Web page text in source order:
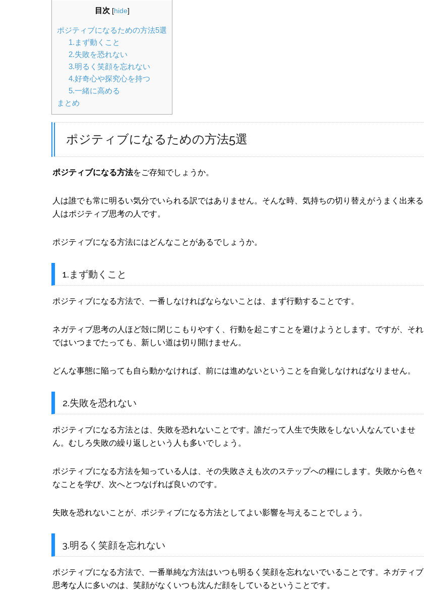
目次 [hide]
ポジティブになるための方法5選
1.まず動くこと
2.失敗を恐れない
3.明るく笑顔を忘れない
4.好奇心や探究心を持つ
5.一緒に高める
まとめ
ポジティブになるための方法5選
ポジティブになる方法をご存知でしょうか。
人は誰でも常に明るい気分でいられる訳ではありません。そんな時、気持ちの切り替えがうまく出来る
人はポジティブ思考の人です。
ポジティブになる方法にはどんなことがあるでしょうか。
1.まず動くこと
ポジティブになる方法で、一番しなければならないことは、まず行動することです。
ネガティブ思考の人ほど殻に閉じこもりやすく、行動を起こすことを避けようとします。ですが、それ
ではいつまでたっても、新しい道は切り開けません。
どんな事態に陥っても自ら動かなければ、前には進めないということを自覚しなければなりません。
2.失敗を恐れない
ポジティブになる方法とは、失敗を恐れないことです。誰だって人生で失敗をしない人なんていませ
ん。むしろ失敗の繰り返しという人も多いでしょう。
ポジティブになる方法を知っている人は、その失敗さえも次のステップへの糧にします。失敗から色々
なことを学び、次へとつなげれば良いのです。
失敗を恐れないことが、ポジティブになる方法としてよい影響を与えることでしょう。
3.明るく笑顔を忘れない
ポジティブになる方法で、一番単純な方法はいつも明るく笑顔を忘れないでいることです。ネガティブ
思考な人に多いのは、笑顔がなくいつも沈んだ顔をしているということです。